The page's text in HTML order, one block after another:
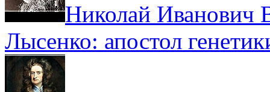
Николай Иванович
Лысенко: апостол